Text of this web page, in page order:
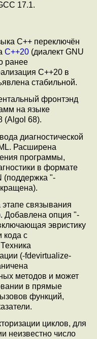
17.1.
C++ переключён
C++20 (диалект GNU
ранее
C++20 в
стабильной.
фронтэнд
на языке
(Algol 68).
диагностической
Расширена
программы,
в формате
(поддержка "-
связывания
Добавлена опция "-
эвристику
кода с
(-fdevirtualize-
методов и может
в прямые
функций,
циклов, для
неизвестно число